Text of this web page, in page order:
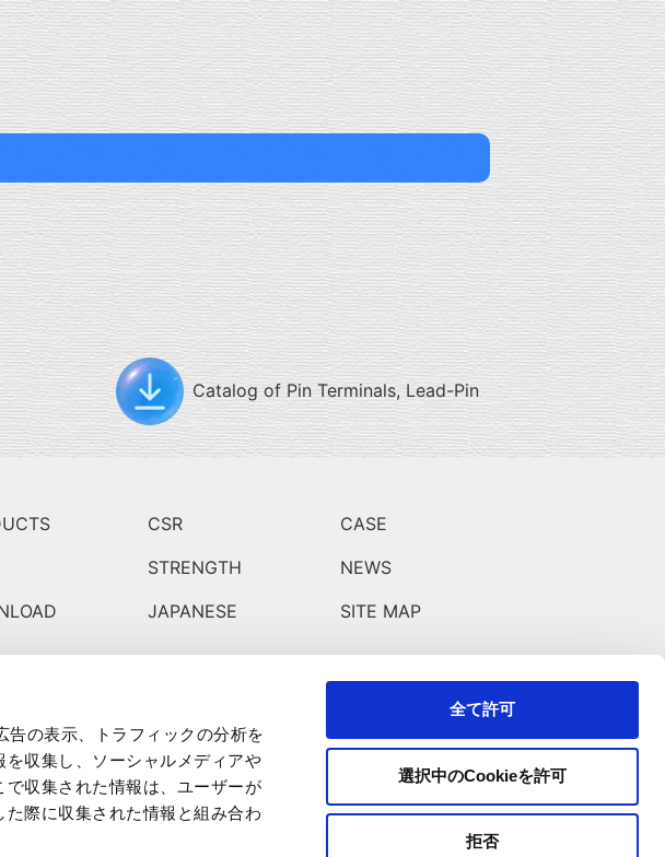
告の表示、トラフィックの分析を
収集し、ソーシャルメディアや
収集された情報は、ユーザーが
際に収集された情報と組み合わ
全て許可
選択中のCookieを許可
拒否
Catalog of Pin Terminals, Lead-Pin
CSR
CASE
STRENGTH
NEWS
JAPANESE SITE MAP